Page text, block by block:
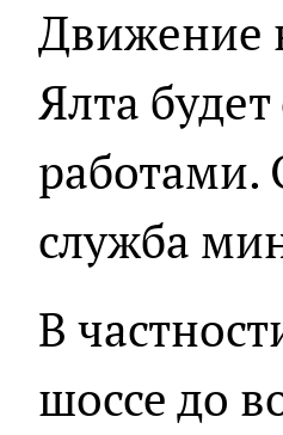
Движение
Ялта
работами.
служба
В
шоссе до